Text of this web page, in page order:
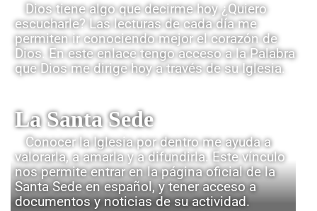
Dios tiene algo que decirme hoy ¿Quiero
escucharle? Las lecturas de cada día me
permiten ir conociendo mejor el corazón de
Dios. En este enlace tengo acceso a la Palabra
que Dios me dirige hoy a través de su Iglesia.
La Santa Sede
Conocer la Iglesia por dentro me ayuda a
valorarla, a amarla y a difundirla. Este vínculo
nos permite entrar en la página oficial de la
Santa Sede en español, y tener acceso a
documentos y noticias de su actividad.